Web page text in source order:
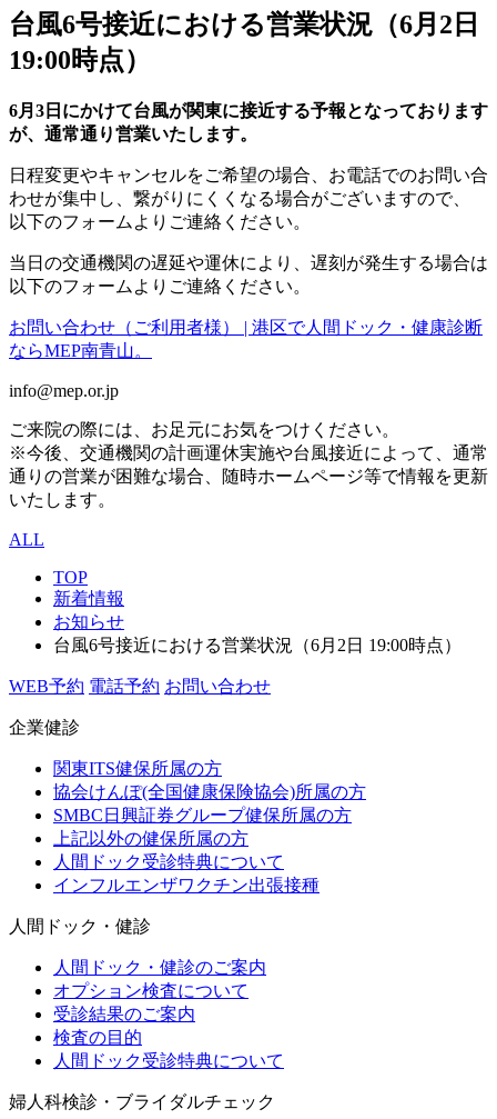
台風6号接近における営業状況（6月2日
19:00時点）
6月3日にかけて台風が関東に接近する予報となっております
が、通常通り営業いたします。
日程変更やキャンセルをご希望の場合、お電話でのお問い合
わせが集中し、繋がりにくくなる場合がございますので、
以下のフォームよりご連絡ください。
当日の交通機関の遅延や運休により、遅刻が発生する場合は
以下のフォームよりご連絡ください。
お問い合わせ（ご利用者様） | 港区で人間ドック・健康診断
ならMEP南青山。
info@mep.or.jp
ご来院の際には、お足元にお気をつけください。
※今後、交通機関の計画運休実施や台風接近によって、通常
通りの営業が困難な場合、随時ホームページ等で情報を更新
いたします。
ALL
TOP
新着情報
お知らせ
台風6号接近における営業状況（6月2日 19:00時点）
WEB予約 電話予約 お問い合わせ
企業健診
関東ITS健保所属の方
協会けんぽ(全国健康保険協会)所属の方
SMBC日興証券グループ健保所属の方
上記以外の健保所属の方
人間ドック受診特典について
インフルエンザワクチン出張接種
人間ドック・健診
人間ドック・健診のご案内
オプション検査について
受診結果のご案内
検査の目的
人間ドック受診特典について
婦人科検診・ブライダルチェック